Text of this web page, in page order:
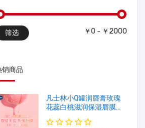
筛选 ￥0 - ￥2000
销商品
凡士林小Q罐润唇膏玫瑰
花蕊白桃滋润保湿唇膜软
化角质修护淡唇纹